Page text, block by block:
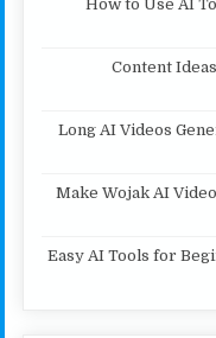
How to Use AI
Content
Long AI Videos
Make Wojak AI
Easy AI Tools for